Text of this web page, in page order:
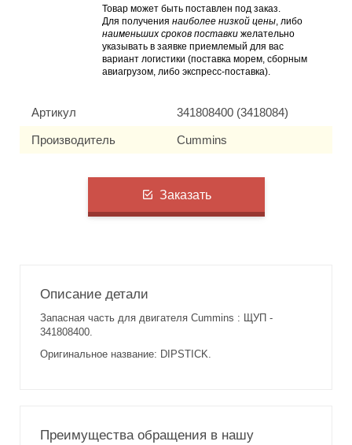
Товар может быть поставлен под заказ.
Для получения наиболее низкой цены, либо
наименьших сроков поставки желательно
указывать в заявке приемлемый для вас
вариант логистики (поставка морем, сборным
авиагрузом, либо экспресс-поставка).
Артикул 341808400 (3418084)
Производитель Cummins
Заказать
Описание детали
Запасная часть для двигателя Cummins : ЩУП -
341808400.
Оригинальное название: DIPSTICK.
Преимущества обращения в нашу